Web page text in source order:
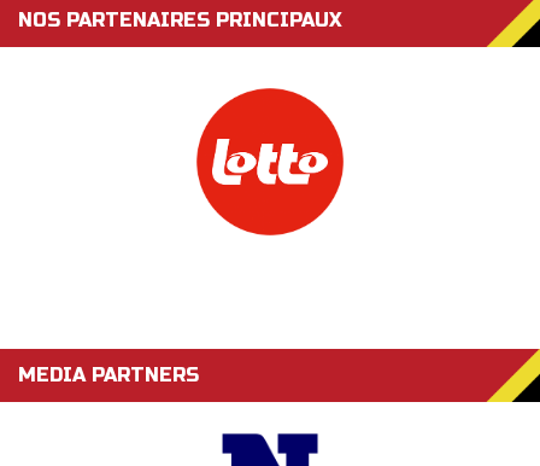
NOS PARTENAIRES PRINCIPAUX
MEDIA PARTNERS